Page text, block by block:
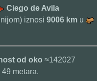
Ciego de Avila
iznosi 9006 km u
od oko ≈142027
metara.